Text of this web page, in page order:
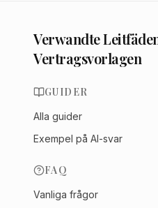
Verwandte
Vertragsvorlagen
GUIDER
Alla guider
Exempel på AI-svar
FAQ
Vanliga frågor